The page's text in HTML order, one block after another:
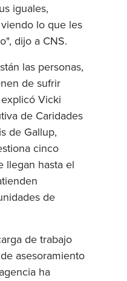
iguales,
lo que les
dijo a CNS.
las personas,
de sufrir
Vicki
de Caridades
de Gallup,
cinco
llegan hasta el
de
de trabajo
asesoramiento
ha